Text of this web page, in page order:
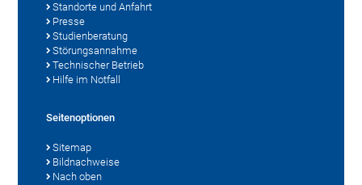
Standorte und Anfahrt
Presse
Studienberatung
Störungsannahme
Technischer Betrieb
Hilfe im Notfall
Seitenoptionen
Sitemap
Bildnachweise
Nach oben